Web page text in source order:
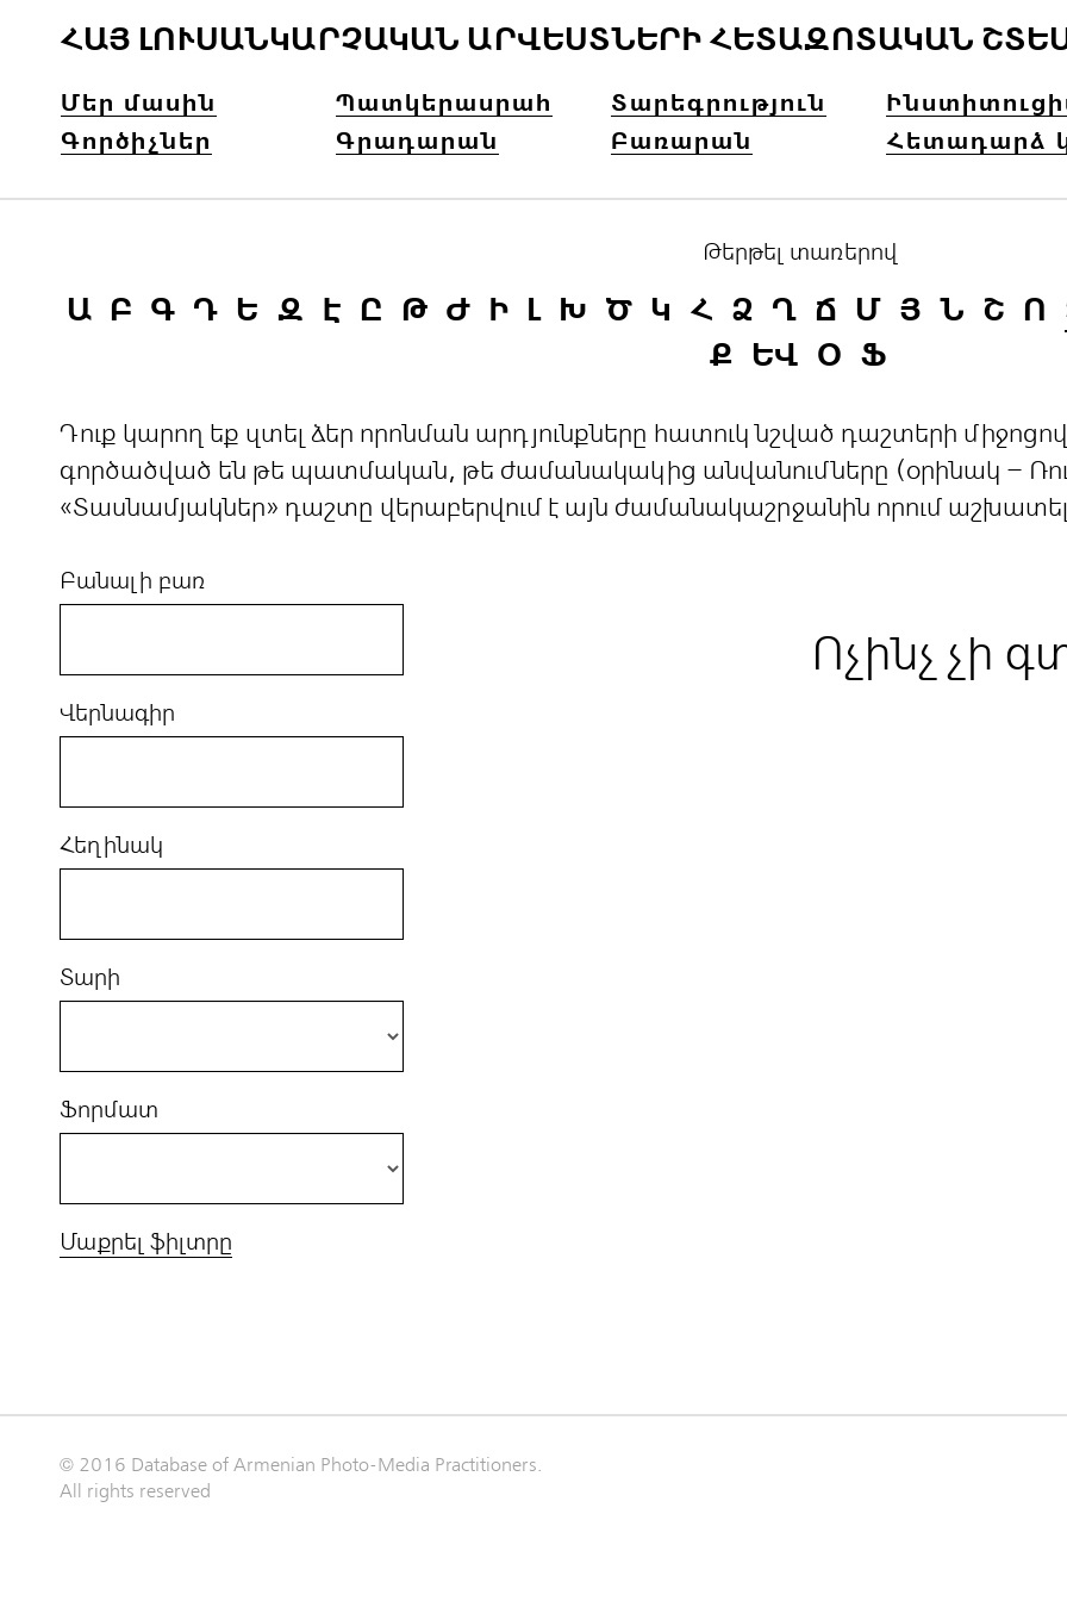
ՀԱՅ ԼՈՒՍԱՆԿԱՐՉԱԿԱՆ ԱՐՎԵՍՏՆԵՐԻ ՀԵՏԱԶՈՏԱԿԱՆ
Մեր մասին Պատկերասրահ Տարեգրություն
Գործիչներ
Գրադարան Բառարան Հետադարձ
Թերթել տառերով
Ա Բ Գ Դ Ե Զ Է Ը Թ Ժ Ի Լ Խ Ծ Կ Հ Ձ Ղ Ճ Մ Յ Ն Շ Ո
Ք ԵՎ Օ Ֆ
Դուք կարող եք զտել ձեր որոնման արդյունքները հատուկ նշված դաշտերի
գործածված են թե պատմական, թե ժամանակակից անվանումները (օրինակ –
«Տասնամյակներ» դաշտը վերաբերվում է այն ժամանակաշրջանին որում
Բանալի բառ
Վերնագիր
Հեղինակ
Տարի
Ֆորմատ
Մաքրել ֆիլտրը
Ոչինչ չի
© 2016 Database of Armenian Photo-Media Practitioners.
All rights reserved